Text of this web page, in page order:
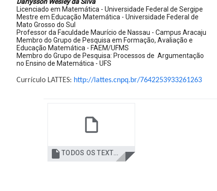
Licenciado em Matemática - Universidade Federal de Sergipe
Mestre em Educação Matemática - Universidade Federal de
Mato Grosso do Sul
Professor da Faculdade Maurício de Nassau - Campus Aracaju
Membro do Grupo de Pesquisa em Formação, Avaliação e
Educação Matemática - FAEM/UFMS
Membro do Grupo de Pesquisa: Processos de Argumentação
no Ensino de Matemática - UFS
Currículo LATTES: http://lattes.cnpq.br/7642253933261263
 TODOS OS TEXTOS DO ROMULO LINS.pdf